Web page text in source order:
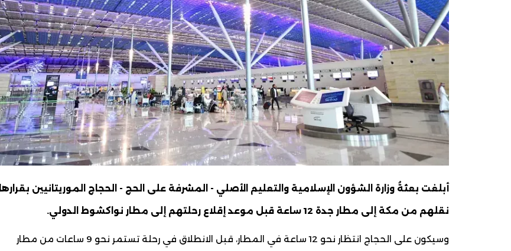
أبلغت بعثةُ وزارة الشؤون الإسلامية والتعليم الأصلي - المشرفة على الحج - الحجاج الموريتانيين بقرارها
نقلهم من مكة إلى مطار جدة 12 ساعة قبل موعد إقلاع رحلتهم إلى مطار نواكشوط الدولي.
وسيكون على الحجاج انتظار نحو 12 ساعة في المطار، قبل الانطلاق في رحلة تستمر نحو 9 ساعات من مطار